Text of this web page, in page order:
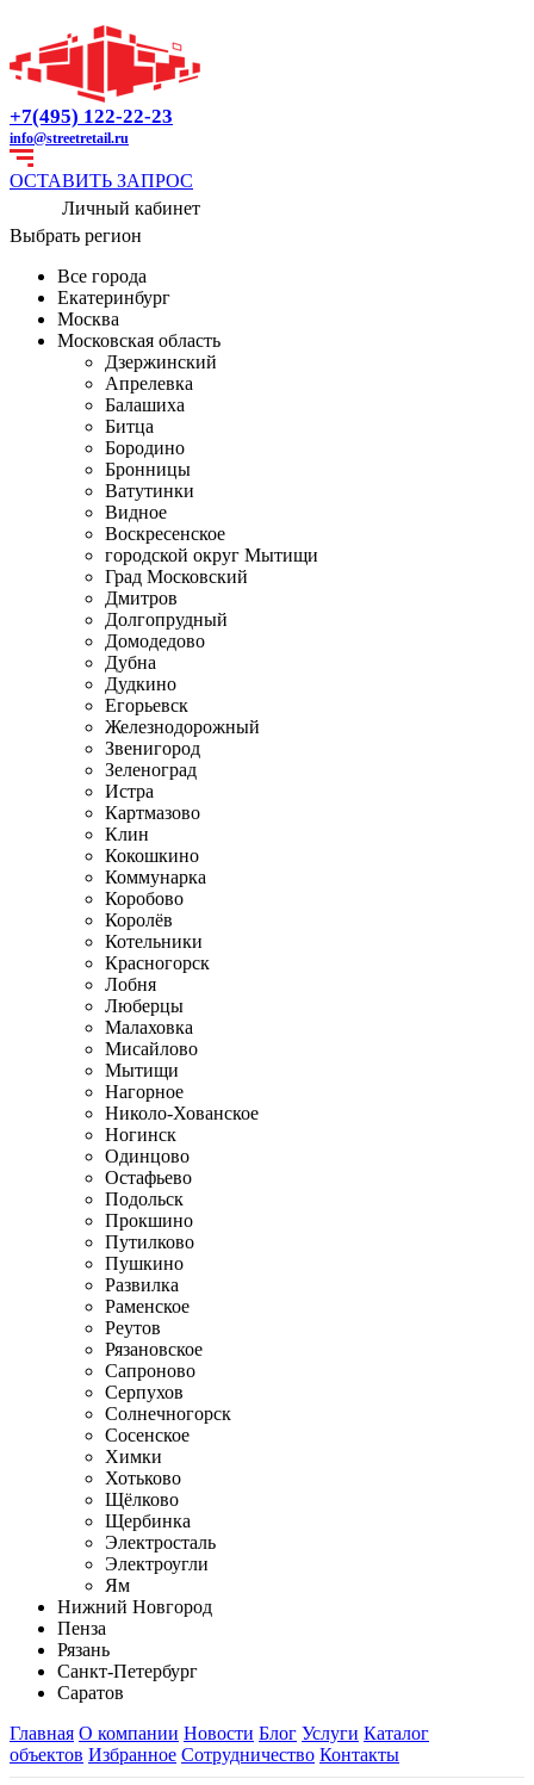
+7(495) 122-22-23
info@streetretail.ru
ОСТАВИТЬ ЗАПРОС
Личный кабинет
Выбрать регион
Все города
Екатеринбург
Москва
Московская область
Дзержинский
Апрелевка
Балашиха
Битца
Бородино
Бронницы
Ватутинки
Видное
Воскресенское
городской округ Мытищи
Град Московский
Дмитров
Долгопрудный
Домодедово
Дубна
Дудкино
Егорьевск
Железнодорожный
Звенигород
Зеленоград
Истра
Картмазово
Клин
Кокошкино
Коммунарка
Коробово
Королёв
Котельники
Красногорск
Лобня
Люберцы
Малаховка
Мисайлово
Мытищи
Нагорное
Николо-Хованское
Ногинск
Одинцово
Остафьево
Подольск
Прокшино
Путилково
Пушкино
Развилка
Раменское
Реутов
Рязановское
Сапроново
Серпухов
Солнечногорск
Сосенское
Химки
Хотьково
Щёлково
Щербинка
Электросталь
Электроугли
Ям
Нижний Новгород
Пенза
Рязань
Санкт-Петербург
Саратов
Главная О компании Новости Блог Услуги Каталог
объектов Избранное Сотрудничество Контакты